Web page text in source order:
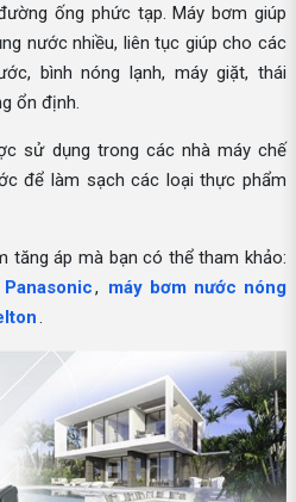
ống phức tạp. Máy bơm giúp
nước nhiều, liên tục giúp cho các
bình nóng lạnh, máy giặt, thái
ổn định.
sử dụng trong các nhà máy chế
để làm sạch các loại thực phẩm
tăng áp mà bạn có thể tham khảo:
, máy bơm nước nóng
.